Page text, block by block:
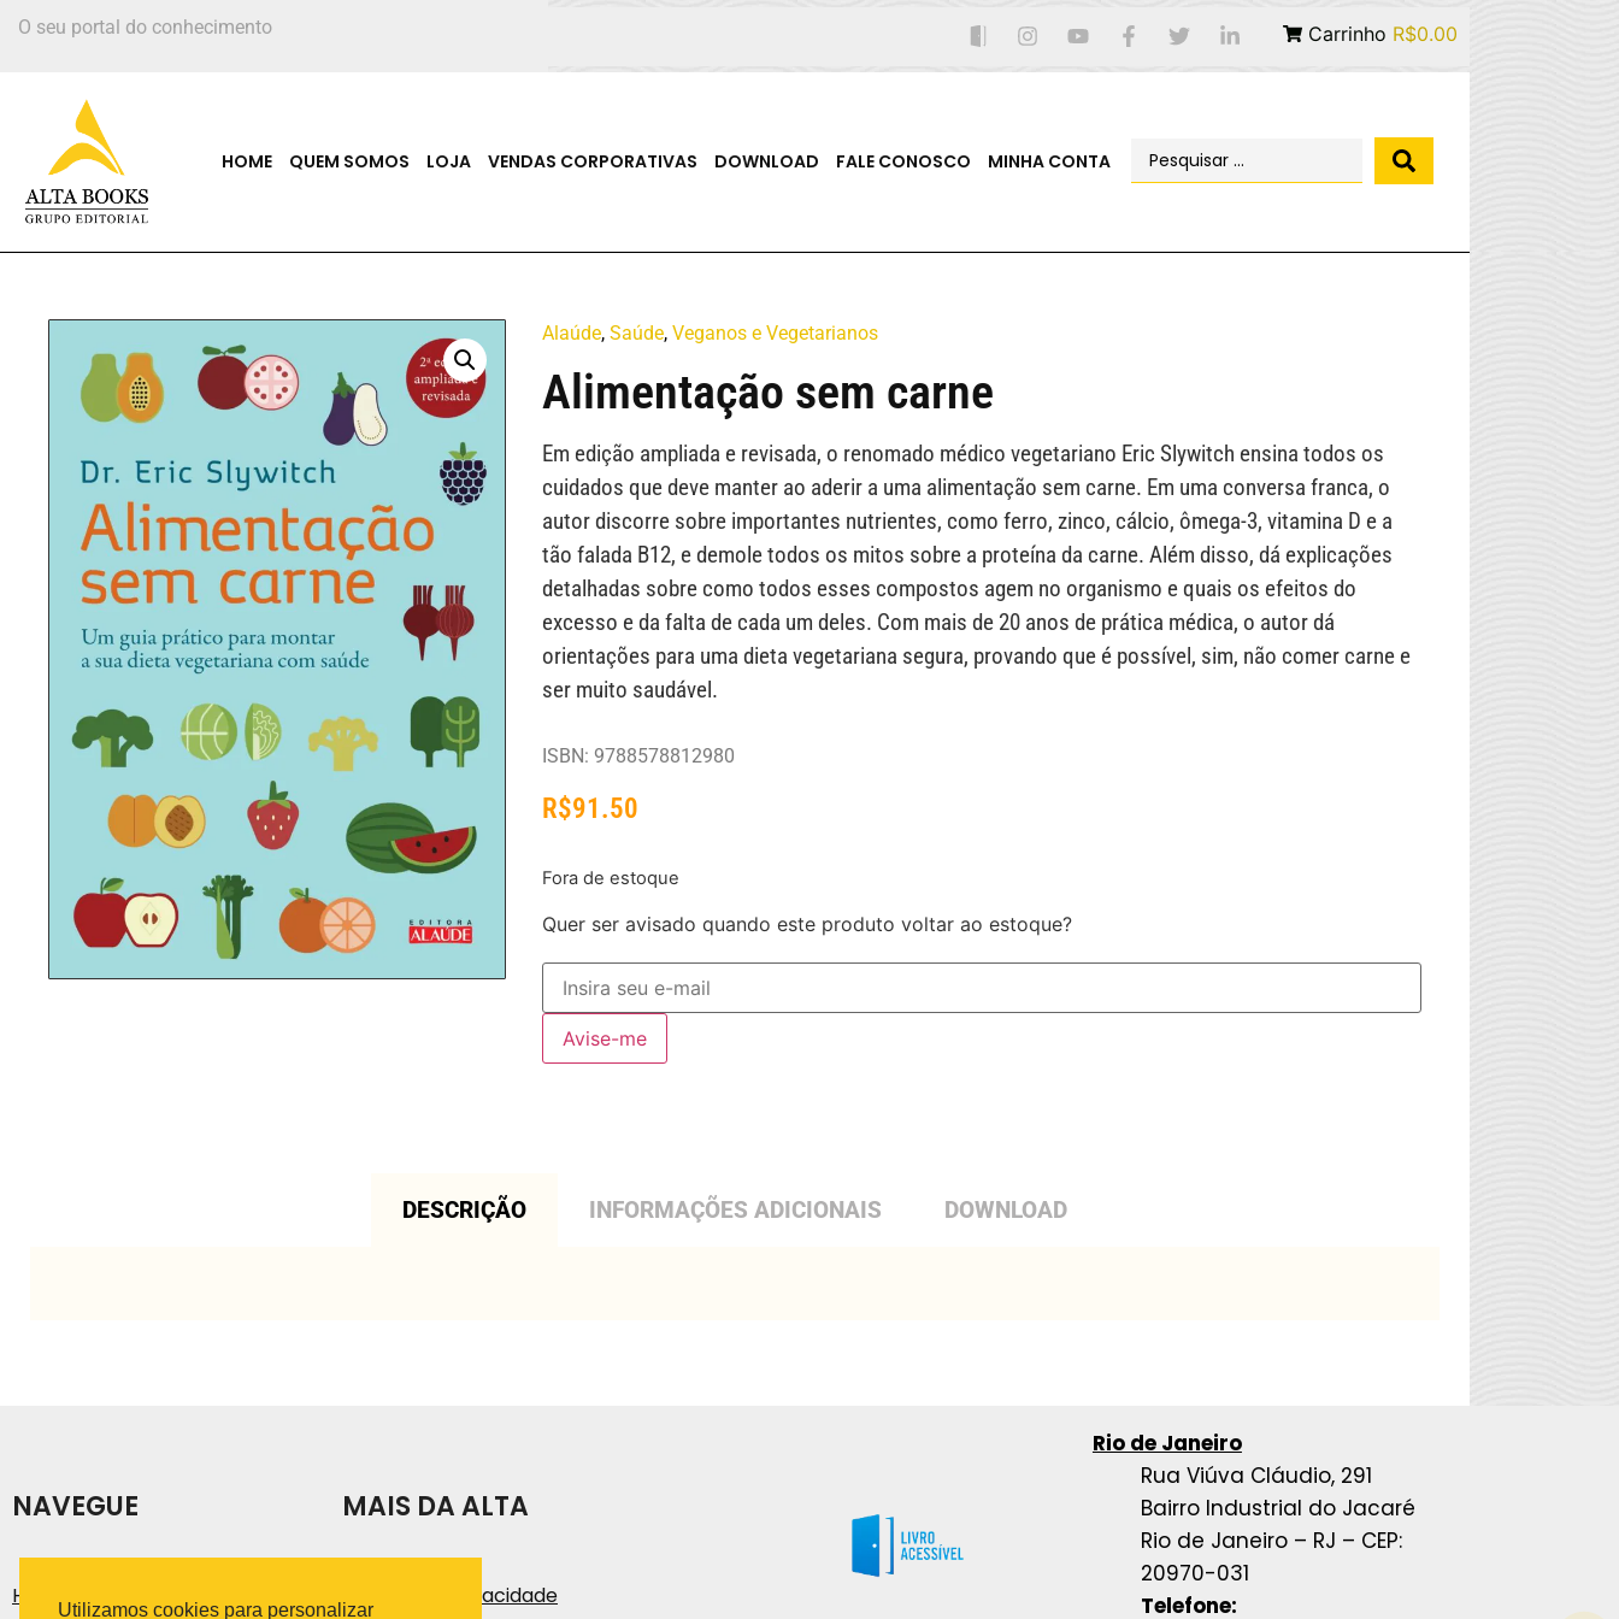
O seu portal do conhecimento Carrinho R$0.00
HOME QUEM SOMOS LOJA VENDAS CORPORATIVAS DOWNLOAD FALE CONOSCO MINHA CONTA
Alaúde, Saúde, Veganos e Vegetarianos
Alimentação sem carne
Em edição ampliada e revisada, o renomado médico vegetariano Eric Slywitch ensina todos os
cuidados que deve manter ao aderir a uma alimentação sem carne. Em uma conversa franca, o
autor discorre sobre importantes nutrientes, como ferro, zinco, cálcio, ômega-3, vitamina D e a
tão falada B12, e demole todos os mitos sobre a proteína da carne. Além disso, dá explicações
detalhadas sobre como todos esses compostos agem no organismo e quais os efeitos do
excesso e da falta de cada um deles. Com mais de 20 anos de prática médica, o autor dá
orientações para uma dieta vegetariana segura, provando que é possível, sim, não comer carne e
ser muito saudável.
ISBN: 9788578812980
R$91.50
Fora de estoque
Quer ser avisado quando este produto voltar ao estoque?
Avise-me
DESCRIÇÃO INFORMAÇÕES ADICIONAIS DOWNLOAD
NAVEGUE
História
MAIS DA ALTA
Política de Privacidade
Rio de Janeiro
Rua Viúva Cláudio, 291
Bairro Industrial do Jacaré
Rio de Janeiro – RJ – CEP:
20970-031
Telefone:
Utilizamos cookies para personalizar